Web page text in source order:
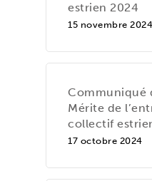
estrien 2024
15 novembre 2024
Communiqué
Mérite de
collectif
17 octobre 2024